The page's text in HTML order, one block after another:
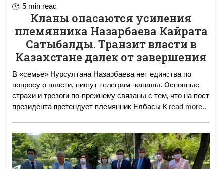
5 min read
Кланы опасаются усиления
племянника Назарбаева Кайрата
Сатыбалды. Транзит власти в
Казахстане далек от завершения
В «семье» Нурсултана Назарбаева нет единства по
вопросу о власти, пишут телеграм -каналы. Основные
страхи и тревоги по-прежнему связаны с тем, что на пост
президента претендует племянник Елбасы К read more..